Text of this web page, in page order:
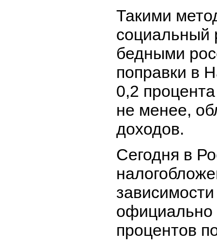
Такими
социальный
бедными
поправки в
0,2
не менее,
доходов.
Сегодня в
официально
процентов